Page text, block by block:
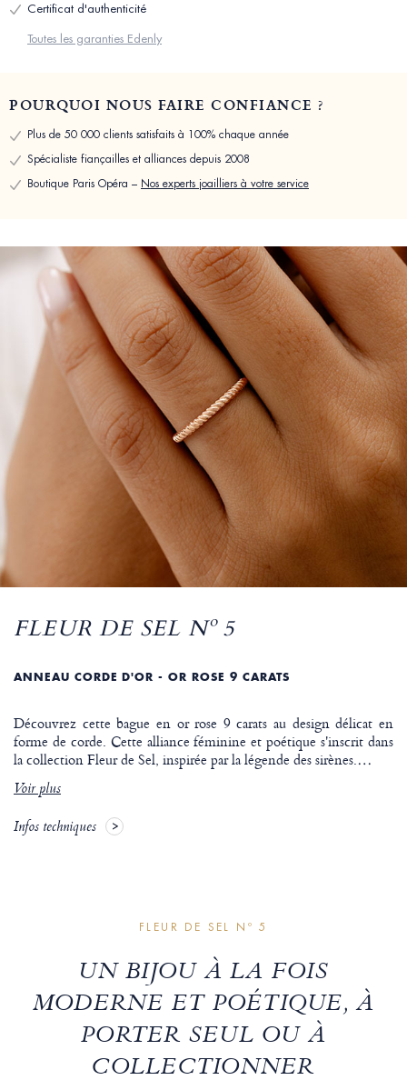
Certificat d'authenticité
Toutes les garanties Edenly
POURQUOI NOUS FAIRE CONFIANCE ?
Plus de 50 000 clients satisfaits à 100% chaque année
Spécialiste fiançailles et alliances depuis 2008
Boutique Paris Opéra – Nos experts joailliers à votre service
FLEUR DE SEL Nº 5
ANNEAU CORDE D'OR - OR ROSE 9 CARATS
Découvrez cette bague en or rose 9 carats au design délicat en
forme de corde. Cette alliance féminine et poétique s'inscrit dans
la collection Fleur de Sel, inspirée par la légende des sirènes.…
Voir plus
Infos techniques
FLEUR DE SEL Nº 5
UN BIJOU À LA FOIS
MODERNE ET POÉTIQUE, À
PORTER SEUL OU À
COLLECTIONNER